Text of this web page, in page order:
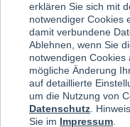
erklären Sie sich mit
notwendiger Cookies
damit verbundene
Ablehnen, wenn Sie
notwendigen
mögliche Änderung
auf detaillierte
um die Nutzung von
Datenschutz .
Sie im Impressum